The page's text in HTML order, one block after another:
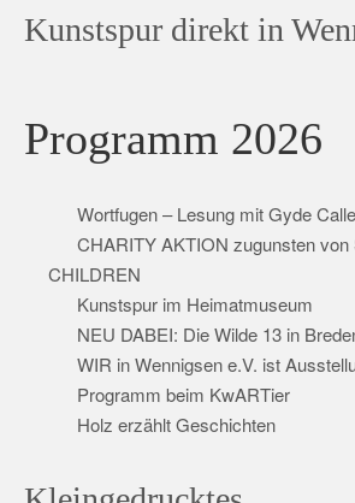
Kunstspur direkt in
Programm 2026
Wortfugen – Lesung mit Gyde
CHARITY AKTION zugunsten von
CHILDREN
Kunstspur im Heimatmuseum
NEU DABEI: Die Wilde 13 in
WIR in Wennigsen e.V. ist
Programm beim KwARTier
Holz erzählt Geschichten